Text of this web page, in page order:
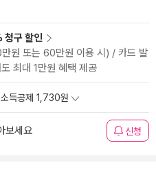
청구 할인
원 또는 60만원 이용 시) / 카드 발
최대 1만원 혜택 제공
소득공제 1,730원
보세요 신청